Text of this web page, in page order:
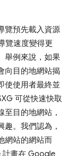
覽預先載入資源
覽速度變得更
舉例來說，如果
向目的地網站揭
使使用者最終並
可從快速快取
目的地網站，
趣。我們認為，
網站的網站而